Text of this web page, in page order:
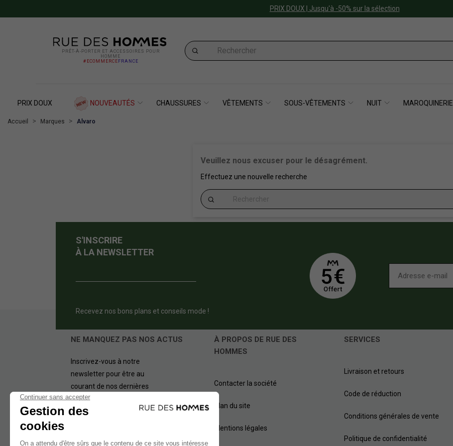
PRIX DOUX | Jusqu'à -50% sur la sélection
PRÊT-À-PORTER ET ACCESSOIRES POUR
HOMME
#ECOMMERCE FRANCE
PRIX DOUX NOUVEAUTÉS CHAUSSURES VÊTEMENTS SOUS-VÊTEMENTS NUIT MAROQUINERIE
Accueil Marques Alvaro
Veuillez nous excuser pour le désagrément.
Effectuez une nouvelle recherche
S'INSCRIRE
À LA NEWSLETTER
Recevez nos bons plans et conseils mode !
NE MANQUEZ PAS NOS ACTUS
Inscrivez-vous à notre
newsletter pour être au
courant de nos dernières
offres.
À PROPOS DE RUE DES
HOMMES
Contacter la société
Plan du site
Mentions légales
SERVICES
Livraison et retours
Code de réduction
Conditions générales de vente
Politique de confidentialité